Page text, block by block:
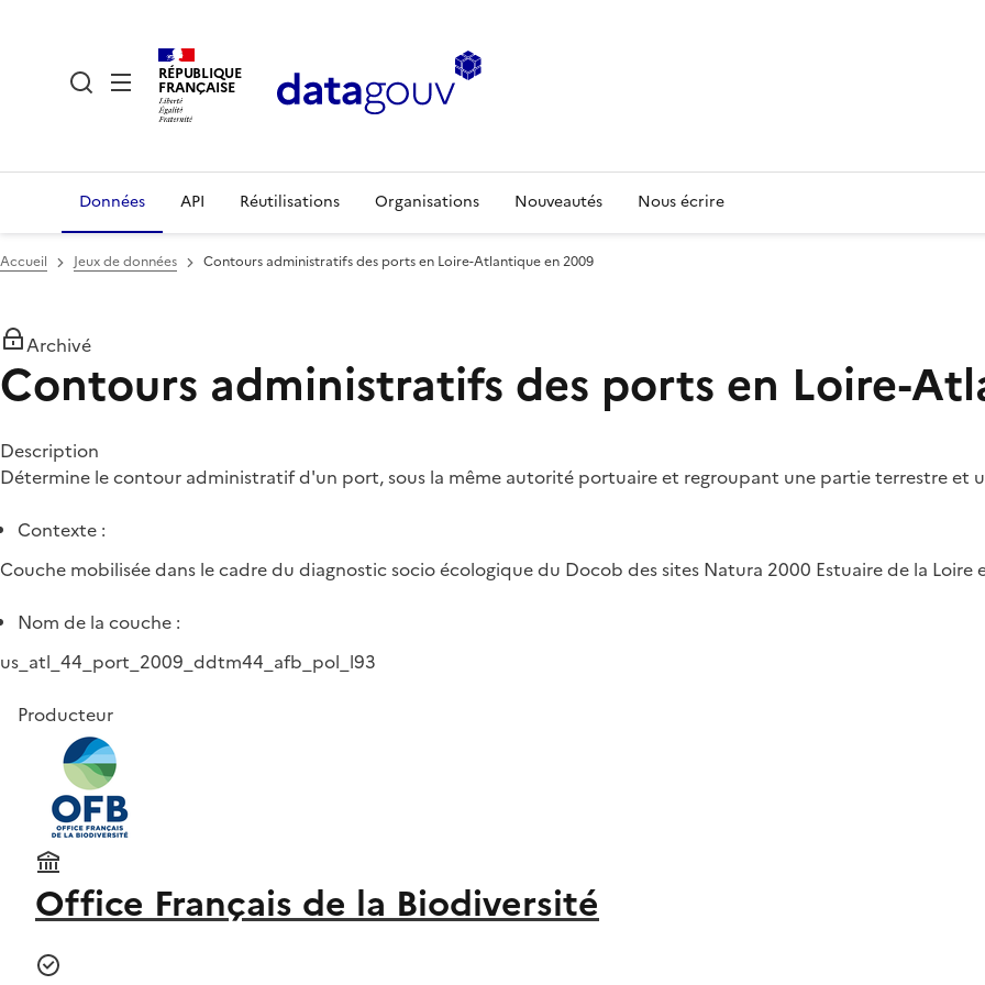
RÉPUBLIQUE
FRANÇAISE
Données API Réutilisations Organisations Nouveautés Nous écrire
Accueil Jeux de données Contours administratifs des ports en Loire-Atlantique en 2009
Archivé
Contours administratifs des ports en Loire-
Description
Détermine le contour administratif d'un port, sous la même autorité portuaire et regroupant une partie terrestre et
Contexte :
Couche mobilisée dans le cadre du diagnostic socio écologique du Docob des sites Natura 2000 Estuaire de la Loire
Nom de la couche :
us_atl_44_port_2009_ddtm44_afb_pol_l93
Producteur
Office Français de la Biodiversité